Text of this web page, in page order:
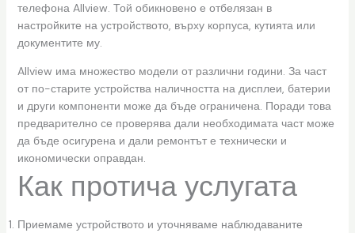
телефона Allview. Той обикновено е отбелязан в
настройките на устройството, върху корпуса, кутията или
документите му.
Allview има множество модели от различни години. За част
от по-старите устройства наличността на дисплеи, батерии
и други компоненти може да бъде ограничена. Поради това
предварително се проверява дали необходимата част може
да бъде осигурена и дали ремонтът е технически и
икономически оправдан.
Как протича услугата
Приемаме устройството и уточняваме наблюдаваните